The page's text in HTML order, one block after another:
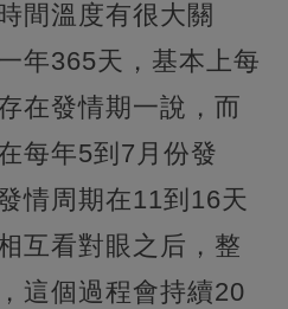
間溫度有很大關
年365天，基本上每
在發情期一說，而
每年5到7月份發
情周期在11到16天
互看對眼之后，整
這個過程會持續20